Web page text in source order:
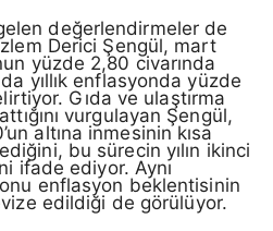
değerlendirmeler de
Derici Şengül, mart
yüzde 2,80 civarında
yıllık enflasyonda yüzde
Gıda ve ulaştırma
vurgulayan Şengül,
altına inmesinin kısa
bu sürecin yılın ikinci
ifade ediyor. Aynı
enflasyon beklentisinin
edildiği de görülüyor.